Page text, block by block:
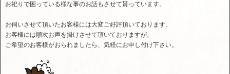
お祀りで困っている様な事のお話もさせて貰っています。
お伺いさせて頂いたお客様には大変ご好評頂いております。
お客様には順次お声を掛けさせて頂いておりますが、
ご希望のお客様がおられましたら、気軽にお申し付け下さい。